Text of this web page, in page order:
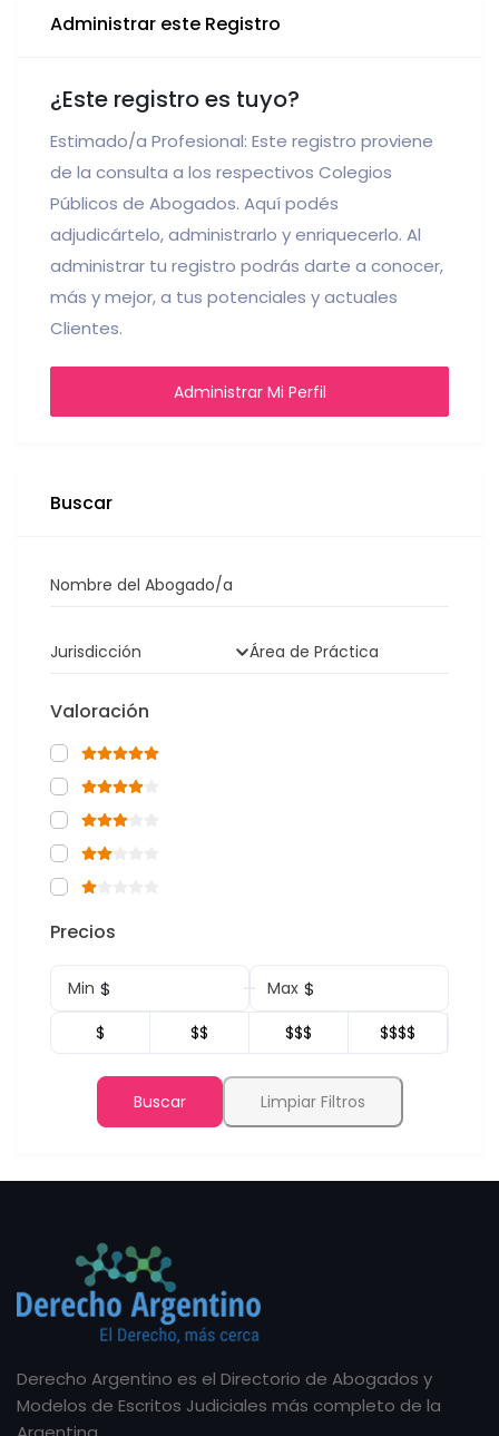
Administrar este Registro
¿Este registro es tuyo?
Estimado/a Profesional: Este registro proviene
de la consulta a los respectivos Colegios
Públicos de Abogados. Aquí podés
adjudicártelo, administrarlo y enriquecerlo. Al
administrar tu registro podrás darte a conocer,
más y mejor, a tus potenciales y actuales
Clientes.
Administrar Mi Perfil
Buscar
Nombre del Abogado/a
Jurisdicción Área de Práctica
Valoración
Precios
Min $ Max $
$ $$ $$$ $$$$
Buscar Limpiar Filtros
Derecho Argentino es el Directorio de Abogados y
Modelos de Escritos Judiciales más completo de la